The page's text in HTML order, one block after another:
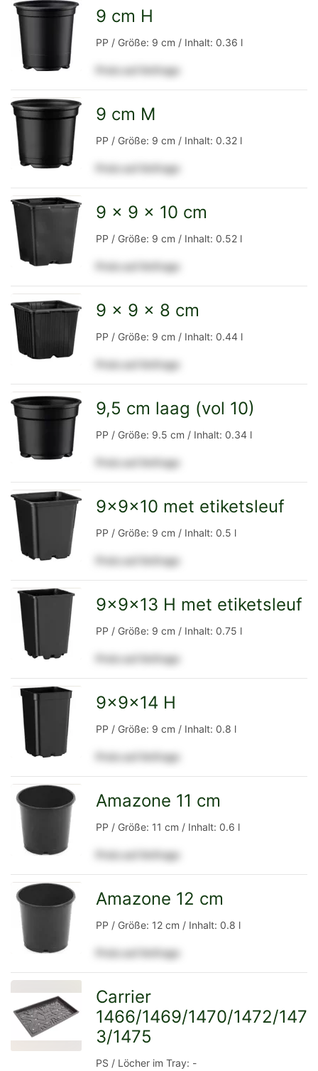
Detailseite
Detailseite
9 cm H
PP / Größe: 9 cm / Inhalt: 0.36 l
Preis auf Anfrage
Detailseite
9 cm M
PP / Größe: 9 cm / Inhalt: 0.32 l
Preis auf Anfrage
Detailseite
9 x 9 x 10 cm
PP / Größe: 9 cm / Inhalt: 0.52 l
Preis auf Anfrage
Detailseite
9 x 9 x 8 cm
PP / Größe: 9 cm / Inhalt: 0.44 l
Preis auf Anfrage
Detailseite
9,5 cm laag (vol 10)
PP / Größe: 9.5 cm / Inhalt: 0.34 l
Preis auf Anfrage
Detailseite
9x9x10 met etiketsleuf
PP / Größe: 9 cm / Inhalt: 0.5 l
Preis auf Anfrage
Detailseite
9x9x13 H met etiketsleuf
PP / Größe: 9 cm / Inhalt: 0.75 l
Preis auf Anfrage
Detailseite
9x9x14 H
PP / Größe: 9 cm / Inhalt: 0.8 l
Preis auf Anfrage
Detailseite
Amazone 11 cm
PP / Größe: 11 cm / Inhalt: 0.6 l
Preis auf Anfrage
Detailseite
Amazone 12 cm
PP / Größe: 12 cm / Inhalt: 0.8 l
Preis auf Anfrage
Carrier
1466/1469/1470/1472/147
3/1475
PS / Löcher im Tray: -